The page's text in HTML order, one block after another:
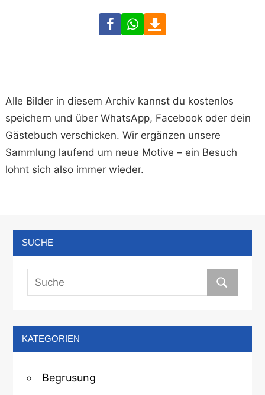
FacebookWhatsApp
Alle Bilder in diesem Archiv kannst du kostenlos
speichern und über WhatsApp, Facebook oder dein
Gästebuch verschicken. Wir ergänzen unsere
Sammlung laufend um neue Motive – ein Besuch
lohnt sich also immer wieder.
SUCHE
KATEGORIEN
Begrusung